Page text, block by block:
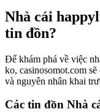
Nhà cái
tin đồn?
Để khám phá về việc
ko, casinosomot.com
và nguyên nhân khai
Các tin đồn Nhà